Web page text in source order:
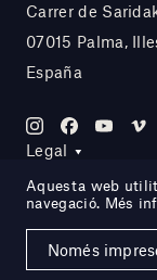
Carrer de
07015 Palma,
España
Legal
Site by
Aquesta web
navegació. Més
Només